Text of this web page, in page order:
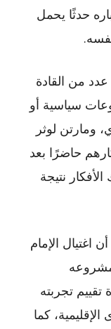
حدثًا يحمل
عدد من القادة
سياسية أو
ومارتن لوثر
حاضرًا بعد
نتيجة
اغتيال الإمام
تجربته
كما